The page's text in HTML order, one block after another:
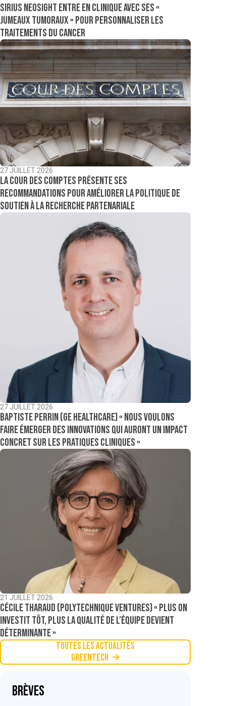
Sirius NeoSight entre en clinique avec ses «
jumeaux tumoraux » pour personnaliser les
traitements du cancer
27 JUILLET 2026
La Cour des comptes présente ses
recommandations pour améliorer la politique de
soutien à la recherche partenariale
27 JUILLET 2026
Baptiste Perrin (GE Healthcare) « Nous voulons
faire émerger des innovations qui auront un impact
concret sur les pratiques cliniques »
21 JUILLET 2026
Cécile Tharaud (Polytechnique Ventures) « Plus on
investit tôt, plus la qualité de l’équipe devient
déterminante »
Toutes les actualités
Greentech
Brèves